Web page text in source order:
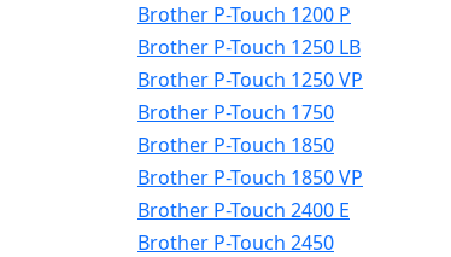
Brother P-Touch 1200 P
Brother P-Touch 1250 LB
Brother P-Touch 1250 VP
Brother P-Touch 1750
Brother P-Touch 1850
Brother P-Touch 1850 VP
Brother P-Touch 2400 E
Brother P-Touch 2450